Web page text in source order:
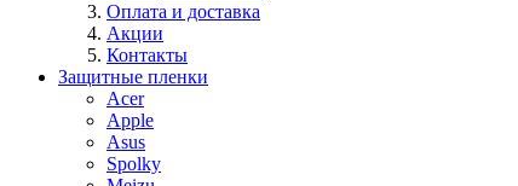
Оплата и доставка
Акции
Контакты
Защитные пленки
Acer
Apple
Asus
Spolky